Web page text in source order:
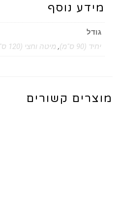
מידע נוסף
גודל
יחיד (90 ס"מ)
, מיטה וחצי (120 ס"מ)
מוצרים קשורים